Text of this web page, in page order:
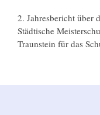
2. Jahresbericht über
Städtische
Traunstein für das